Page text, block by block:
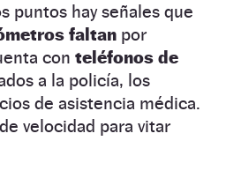
puntos hay señales que
faltan por
con teléfonos de
a la policía, los
de asistencia médica.
velocidad para vitar